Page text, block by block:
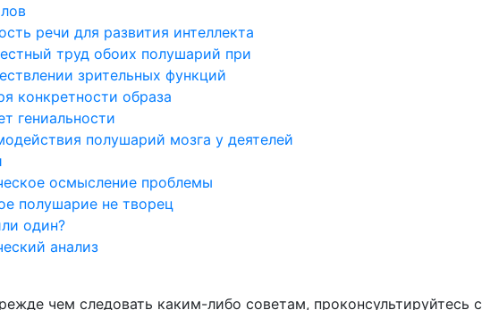
речи для развития интеллекта
труд обоих полушарий при
зрительных функций
конкретности образа
гениальности
полушарий мозга у деятелей
осмысление проблемы
полушарие не творец
один?
анализ
чем следовать каким-либо советам, проконсультируйтесь с